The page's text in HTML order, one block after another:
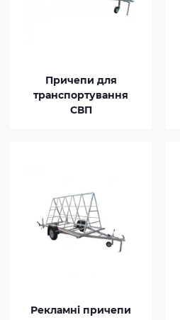
Причепи для
транспортування
СВП
Рекламні причепи